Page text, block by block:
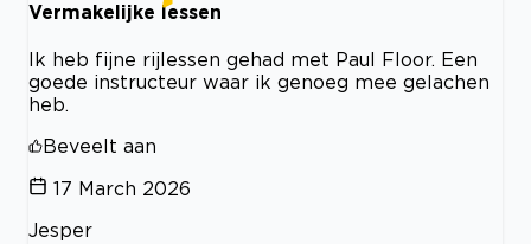
Vermakelijke lessen
Ik heb fijne rijlessen gehad met Paul Floor. Een
goede instructeur waar ik genoeg mee gelachen
heb.
Beveelt aan
17 March 2026
Jesper